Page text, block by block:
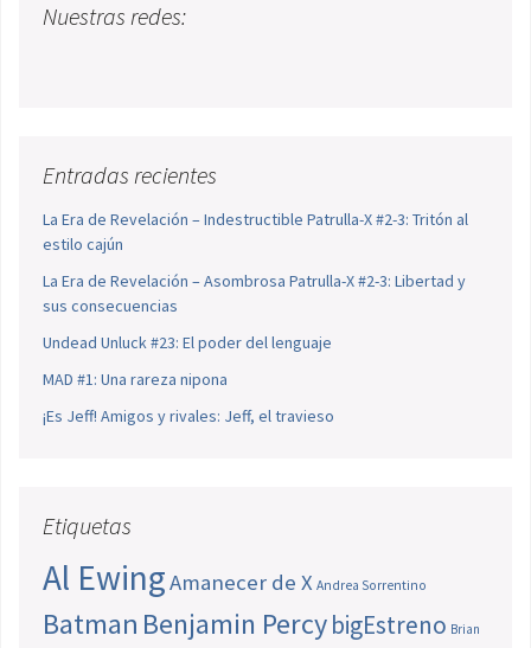
Nuestras redes:
Entradas recientes
La Era de Revelación – Indestructible Patrulla-X #2-3: Tritón al
estilo cajún
La Era de Revelación – Asombrosa Patrulla-X #2-3: Libertad y
sus consecuencias
Undead Unluck #23: El poder del lenguaje
MAD #1: Una rareza nipona
¡Es Jeff! Amigos y rivales: Jeff, el travieso
Etiquetas
Al EwingAmanecer de X Andrea Sorrentino
Batman Benjamin PercybigEstreno Brian